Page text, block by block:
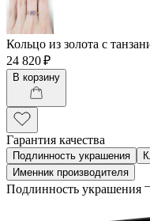
Кольцо из золота с
24 820 ₽
В корзину
Гарантия качества
Подлинность украшения
Именник производителя
Подлинность украшения